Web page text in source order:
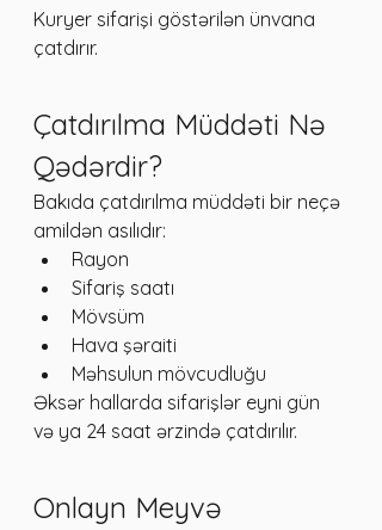
Kuryer sifarişi göstərilən ünvana
çatdırır.
Çatdırılma Müddəti Nə
Qədərdir?
Bakıda çatdırılma müddəti bir neçə
amildən asılıdır:
Rayon
Sifariş saatı
Mövsüm
Hava şəraiti
Məhsulun mövcudluğu
Əksər hallarda sifarişlər eyni gün
və ya 24 saat ərzində çatdırılır.
Onlayn Meyvə